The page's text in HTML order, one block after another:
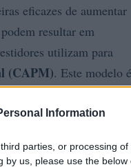
Information
parties, or processing
us, please use the
eficazes de aumentar
resultar em
utilizam para
(CAPM). Este modelo é
os riscos